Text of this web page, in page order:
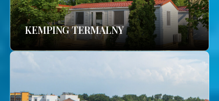
KEMPING TERMALNY